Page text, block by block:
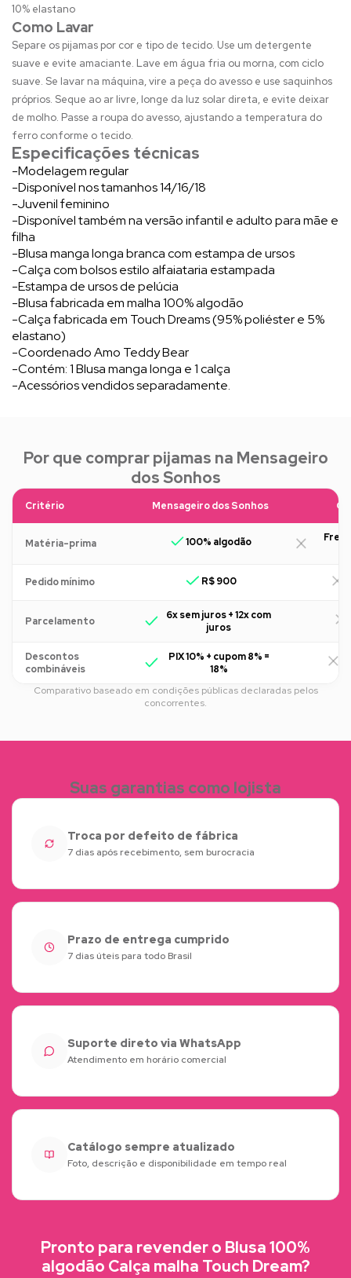
10% elastano
Como Lavar
Separe os pijamas por cor e tipo de tecido. Use um detergente
suave e evite amaciante. Lave em água fria ou morna, com ciclo
suave. Se lavar na máquina, vire a peça do avesso e use saquinhos
próprios. Seque ao ar livre, longe da luz solar direta, e evite deixar
de molho. Passe a roupa do avesso, ajustando a temperatura do
ferro conforme o tecido.
Especificações técnicas
-Modelagem regular
-Disponível nos tamanhos 14/16/18
-Juvenil feminino
-Disponível também na versão infantil e adulto para mãe e
filha
-Blusa manga longa branca com estampa de ursos
-Calça com bolsos estilo alfaiataria estampada
-Estampa de ursos de pelúcia
-Blusa fabricada em malha 100% algodão
-Calça fabricada em Touch Dreams (95% poliéster e 5%
elastano)
-Coordenado Amo Teddy Bear
-Contém: 1 Blusa manga longa e 1 calça
-Acessórios vendidos separadamente.
Por que comprar pijamas na Mensageiro
dos Sonhos
Critério Mensageiro dos Sonhos
Matéria-prima 100% algodão
Pedido mínimo R$ 900
Parcelamento
6x sem juros + 12x com
juros
Descontos
combináveis
PIX 10% + cupom 8% =
18%
Comparativo baseado em condições públicas declaradas pelos
concorrentes.
Suas garantias como lojista
Troca por defeito de fábrica
7 dias após recebimento, sem burocracia
Prazo de entrega cumprido
7 dias úteis para todo Brasil
Suporte direto via WhatsApp
Atendimento em horário comercial
Catálogo sempre atualizado
Foto, descrição e disponibilidade em tempo real
Pronto para revender o Blusa 100%
algodão Calça malha Touch Dream?